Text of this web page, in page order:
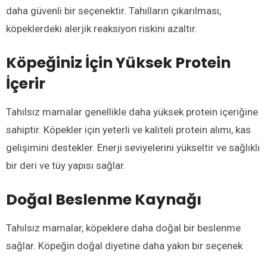
daha güvenli bir seçenektir. Tahılların çıkarılması,
köpeklerdeki alerjik reaksiyon riskini azaltır.
Köpeğiniz İçin Yüksek Protein
İçerir
Tahılsız mamalar genellikle daha yüksek protein içeriğine
sahiptir. Köpekler için yeterli ve kaliteli protein alımı, kas
gelişimini destekler. Enerji seviyelerini yükseltir ve sağlıklı
bir deri ve tüy yapısı sağlar.
Doğal Beslenme Kaynağı
Tahılsız mamalar, köpeklere daha doğal bir beslenme
sağlar. Köpeğin doğal diyetine daha yakın bir seçenek